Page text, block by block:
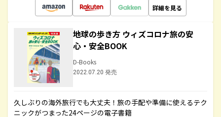
詳細を見る
地球の歩き方 ウィズコロナ旅の安
心・安全BOOK
D-Books
2022.07.20 発売
久しぶりの海外旅行でも大丈夫！旅の手配や準備に使えるテク
ニックがつまった24ページの電子書籍